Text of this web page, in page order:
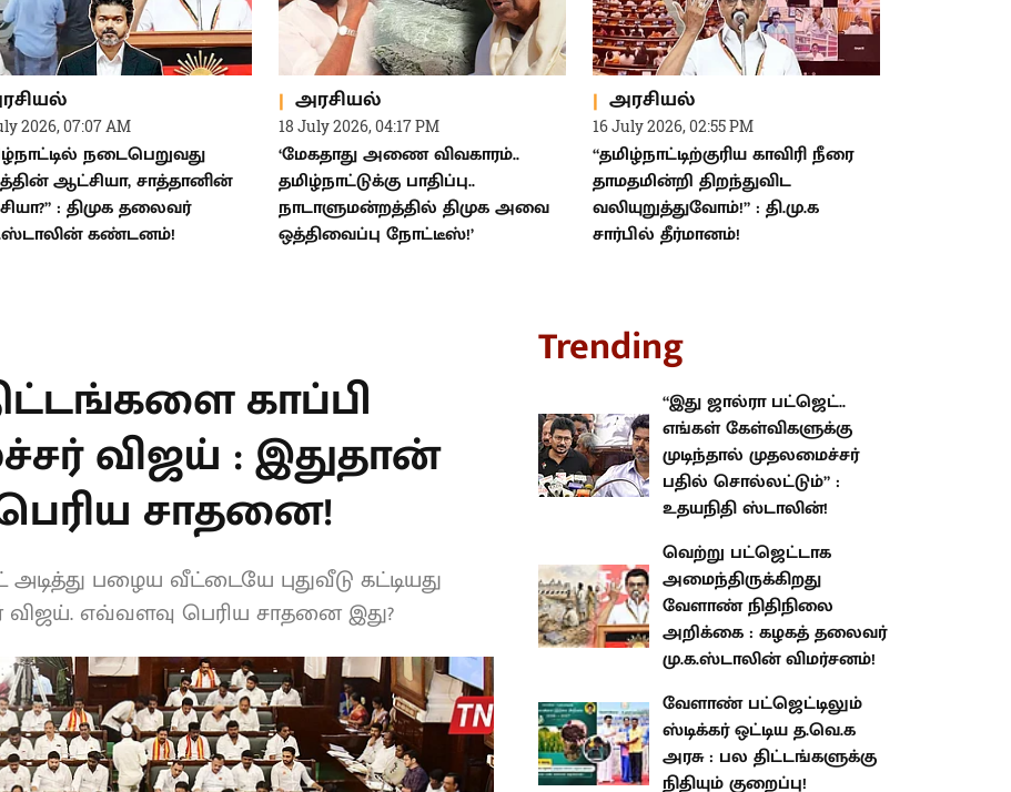
2026, 07:07 AM
நடைபெறுவது
ஆட்சியா, சாத்தானின்
: திமுக தலைவர்
கண்டனம்!
அரசியல்
18 July 2026, 04:17 PM
‘மேகதாது அணை விவகாரம்..
தமிழ்நாட்டுக்கு பாதிப்பு..
நாடாளுமன்றத்தில் திமுக அவை
ஒத்திவைப்பு நோட்டீஸ்!’
அரசியல்
16 July 2026, 02:55 PM
“தமிழ்நாட்டிற்குரிய காவிரி நீரை
தாமதமின்றி திறந்துவிட
வலியுறுத்துவோம்!” : தி.மு.க
சார்பில் தீர்மானம்!
காப்பி
விஜய் : இதுதான்
சாதனை!
அடித்து பழைய வீட்டையே புதுவீடு
விஜய். எவ்வளவு பெரிய சாதனை
Trending
“இது ஜால்ரா பட்ஜெட்.. எங்கள்
கேள்விகளுக்கு முடிந்தால்
முதலமைச்சர் பதில் சொல்லட்டும்”
: உதயநிதி ஸ்டாலின்!
வெற்று பட்ஜெட்டாக
அமைந்திருக்கிறது வேளாண்
நிதிநிலை அறிக்கை : கழகத்
தலைவர் மு.க.ஸ்டாலின்
விமர்சனம்!
வேளாண் பட்ஜெட்டிலும் ஸ்டிக்கர்
ஒட்டிய த.வெ.க அரசு : பல
திட்டங்களுக்கு நிதியும் குறைப்பு!